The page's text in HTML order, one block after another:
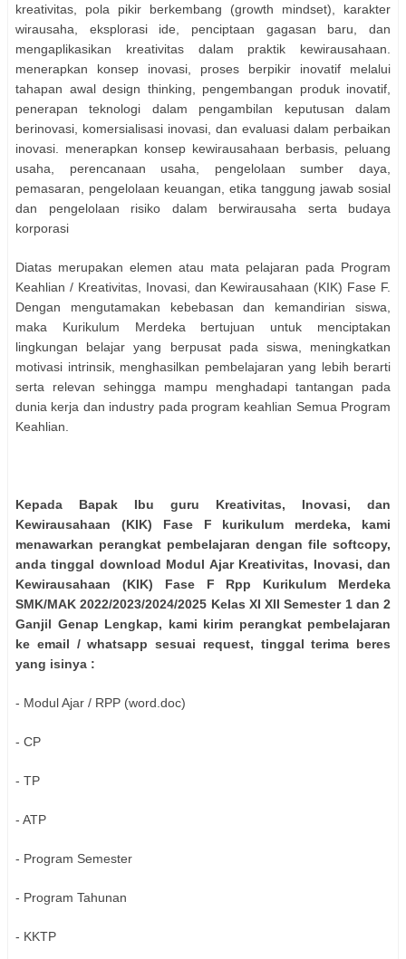
kreativitas, pola pikir berkembang (growth mindset), karakter
wirausaha, eksplorasi ide, penciptaan gagasan baru, dan
mengaplikasikan kreativitas dalam praktik kewirausahaan.
menerapkan konsep inovasi, proses berpikir inovatif melalui
tahapan awal design thinking, pengembangan produk inovatif,
penerapan teknologi dalam pengambilan keputusan dalam
berinovasi, komersialisasi inovasi, dan evaluasi dalam perbaikan
inovasi. menerapkan konsep kewirausahaan berbasis, peluang
usaha, perencanaan usaha, pengelolaan sumber daya,
pemasaran, pengelolaan keuangan, etika tanggung jawab sosial
dan pengelolaan risiko dalam berwirausaha serta budaya
korporasi
Diatas merupakan elemen atau mata pelajaran pada Program
Keahlian / Kreativitas, Inovasi, dan Kewirausahaan (KIK) Fase F.
Dengan mengutamakan kebebasan dan kemandirian siswa,
maka Kurikulum Merdeka bertujuan untuk menciptakan
lingkungan belajar yang berpusat pada siswa, meningkatkan
motivasi intrinsik, menghasilkan pembelajaran yang lebih berarti
serta relevan sehingga mampu menghadapi tantangan pada
dunia kerja dan industry pada program keahlian Semua Program
Keahlian.
Kepada Bapak Ibu guru Kreativitas, Inovasi, dan
Kewirausahaan (KIK) Fase F kurikulum merdeka, kami
menawarkan perangkat pembelajaran dengan file softcopy,
anda tinggal download Modul Ajar Kreativitas, Inovasi, dan
Kewirausahaan (KIK) Fase F Rpp Kurikulum Merdeka
SMK/MAK 2022/2023/2024/2025 Kelas XI XII Semester 1 dan 2
Ganjil Genap Lengkap, kami kirim perangkat pembelajaran
ke email / whatsapp sesuai request, tinggal terima beres
yang isinya :
- Modul Ajar / RPP (word.doc)
- CP
- TP
- ATP
- Program Semester
- Program Tahunan
- KKTP